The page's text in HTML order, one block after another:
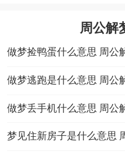
周公解
做梦捡鸭蛋什么意思 周公
做梦逃跑是什么意思 周公
做梦丢手机什么意思 周公
梦见住新房子是什么意思